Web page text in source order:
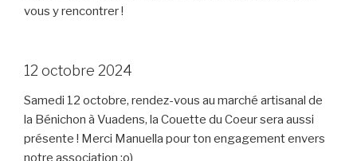
vous y rencontrer !
12 octobre 2024
Samedi 12 octobre, rendez-vous au marché artisanal de
la Bénichon à Vuadens, la Couette du Coeur sera aussi
présente ! Merci Manuella pour ton engagement envers
notre association ;o)